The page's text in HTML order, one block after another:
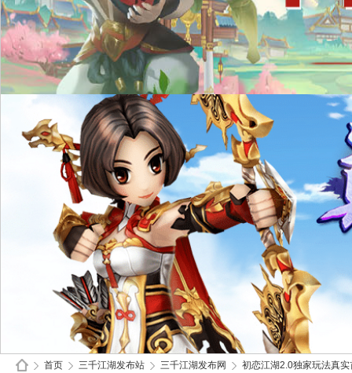
首页 三千江湖发布站 三千江湖发布网 初恋江湖2.0独家玩法真